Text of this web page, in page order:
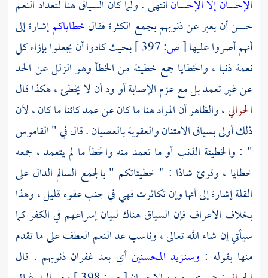
الإحسان إلا الإحسانانتهى . ولما كان السياق هنا لتعداد النعم
حسن أن يعبر عن ذنوبهم بجمع الكثرة فقالخطاياكمإشارة إلى
أنهم أصروا عليها[ص:
بحيث كادوا أن يجعلوا بإزاء كل
نعمة ذنبا ، والخطايا جمع خطيئة من الخطأ وهو الزلل عن الحد
عن غير تعمد بل مع عزم الإصابة أو ود أن لا يخطئ ، هكذا قال
الحرالي، والظاهر أن المراد هنا ما كان عن عمد كائنا ما كان ، لأن
ذلك أولى بسياق الامتنان والعقوبة بالعصيان . قال في " القاموس
" : والخطيئة الذنب أو ما تعمد منه والخطأ ما لم يتعمد ، جمعه
خطايا ، وقرئ شاذا : " خطيئاتكم " بالجمع السالم الدال على
القلة إشارة إلى أنها وإن تكاثرت فهي في جنب عفوه قليل ، وهذا
بخلاف الأعراف فإن السياق هناك لبيان إسراعهم في الكفر كما
سيأتي إن شاء الله تعالى ، وناسب عد النعم العطف على ما تقدم
منها بقوله : وسنـزيد المحسنينأي بعد غفران ذنوبهم . قال